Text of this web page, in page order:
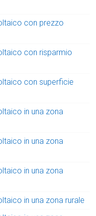
con prezzo
con risparmio
con superficie
in una zona
in una zona
in una zona
in una zona rurale